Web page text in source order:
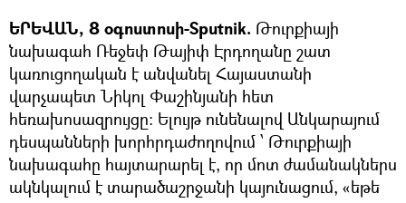
ԵՐԵՎԱՆ, 8 օգոստոսի-Sputnik. Թուրքիայի
նախագահ Ռեջեփ Թայիփ Էրդողանը շատ
կառուցողական է անվանել Հայաստանի
վարչապետ Նիկոլ Փաշինյանի հետ
հեռախոսազրույցը։ Ելույթ ունենալով Անկարայում
դեսպանների խորհրդաժողովում ՝ Թուրքիայի
նախագահը հայտարարել է, որ մոտ ժամանակներս
ակնկալում է տարածաշրջանի կայունացում, «եթե